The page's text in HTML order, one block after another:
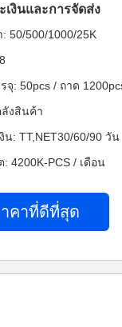
เงินและการจัดส่ง
50/500/1000/25K
จุ: 50pcs / ถาด
ลังสินค้า
น: TT,NET30/60/90 วัน
4200K-PCS / เดือน
คาที่ดีที่สุด